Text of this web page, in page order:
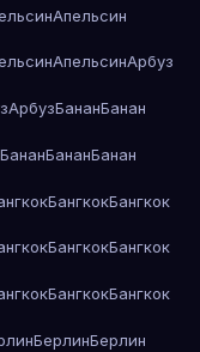
Апельсин
АпельсинАрбуз
АрбузБананБанан
БананБананБанан
БангкокБангкок
БангкокБангкок
БангкокБангкок
БерлинБерлин